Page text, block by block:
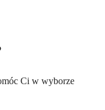
Ci w wyborze